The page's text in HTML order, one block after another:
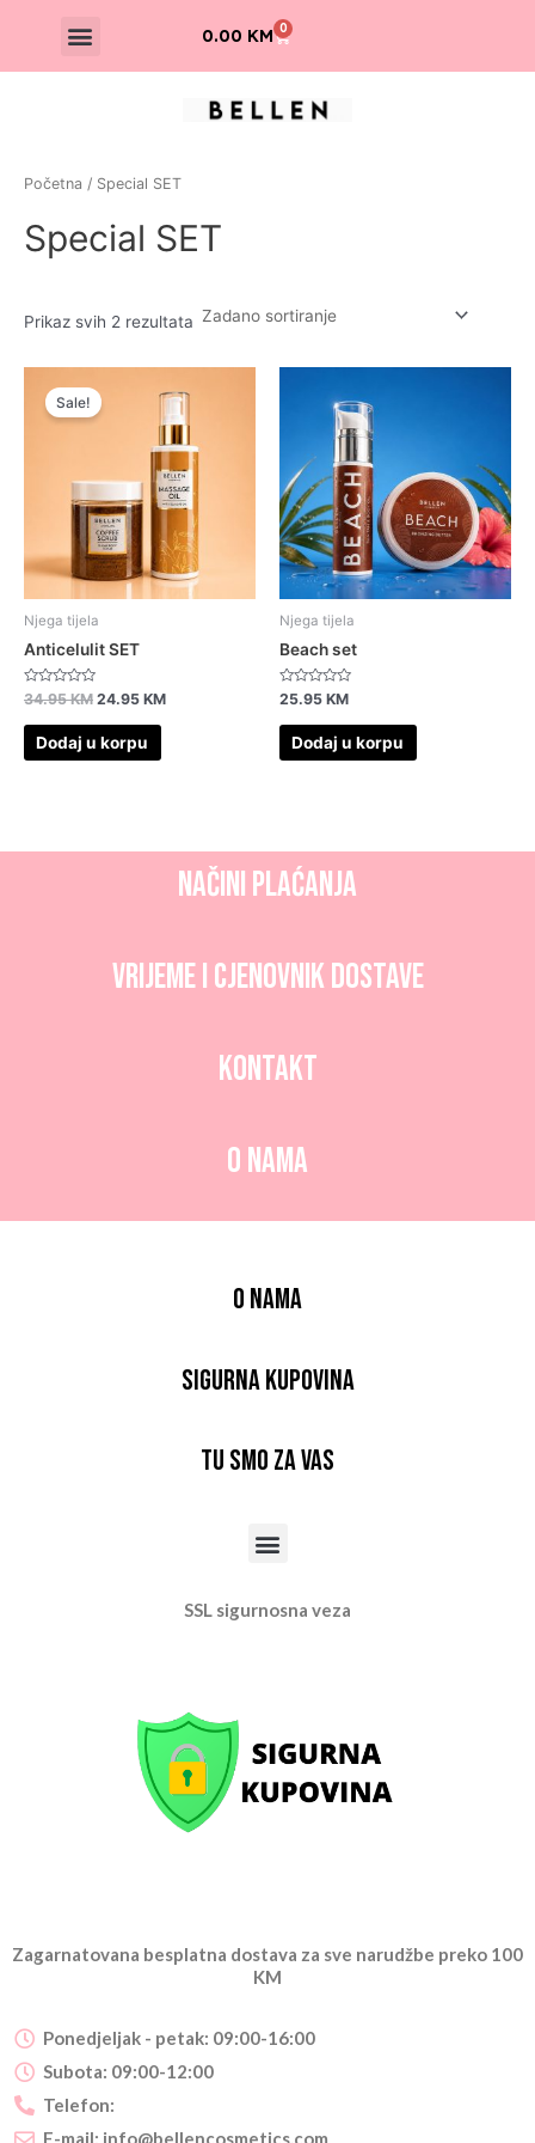
Menu 0.00 KM 0Cart
Početna / Special SET
Special SET
Prikaz svih 2 rezultata
Sale!
Njega tijela
Anticelulit SET
Ocjenjeno
0
od
34.95KM
price
was:
34.95 KM.
24.95 KM
price
is:
24.95 KM.
Dodaj u korpu
Njega tijela
Beach set
Ocjenjeno
0
od
25.95 KM
Dodaj u korpu
NAČINI PLAĆANJA
Vrijeme i CJENOVNIK dostave
Kontakt
O nama
O nama
Sigurna kupovina
Tu smo za vas
Menu
SSL sigurnosna veza
Zagarnatovana besplatna dostava za sve narudžbe preko 100
KM
Ponedjeljak - petak: 09:00-16:00
Subota: 09:00-12:00
Telefon: